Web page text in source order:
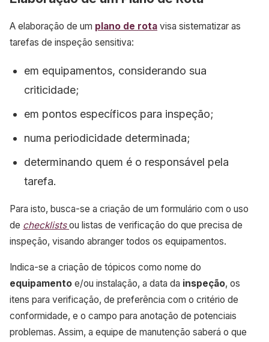
A elaboração de um plano de rota visa sistematizar as
tarefas de inspeção sensitiva:
em equipamentos, considerando sua
criticidade;
em pontos específicos para inspeção;
numa periodicidade determinada;
determinando quem é o responsável pela
tarefa.
Para isto, busca-se a criação de um formulário com o uso
de checklists ou listas de verificação do que precisa de
inspeção, visando abranger todos os equipamentos.
Indica-se a criação de tópicos como nome do
equipamento e/ou instalação, a data da inspeção, os
itens para verificação, de preferência com o critério de
conformidade, e o campo para anotação de potenciais
problemas. Assim, a equipe de manutenção saberá o que